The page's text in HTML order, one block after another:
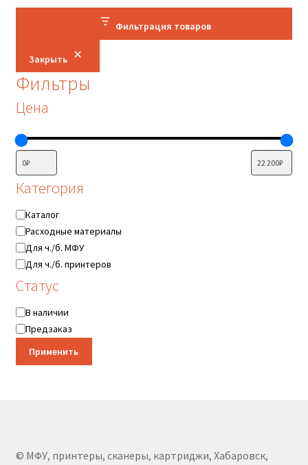
Фильтрация товаров
Закрыть
Фильтры
Цена
Категория
Категория
Каталог
Расходные материалы
Для ч./б. МФУ
Для ч./б. принтеров
Статус
Статус
В наличии
Предзаказ
Применить
© МФУ, принтеры, сканеры, картриджи, Хабаровск,